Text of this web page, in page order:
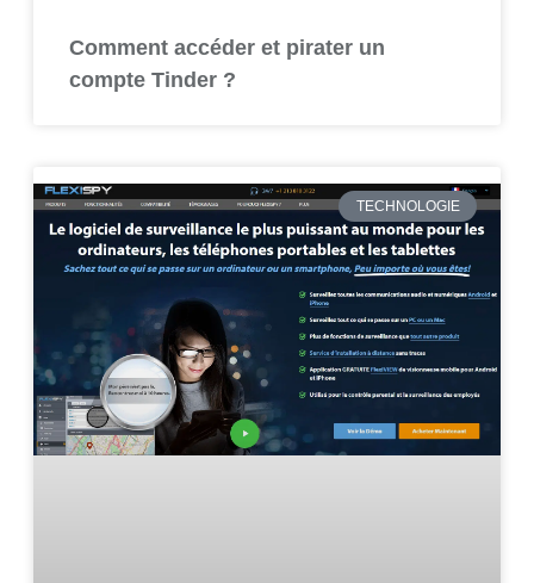
Comment accéder et pirater un
compte Tinder ?
TECHNOLOGIE